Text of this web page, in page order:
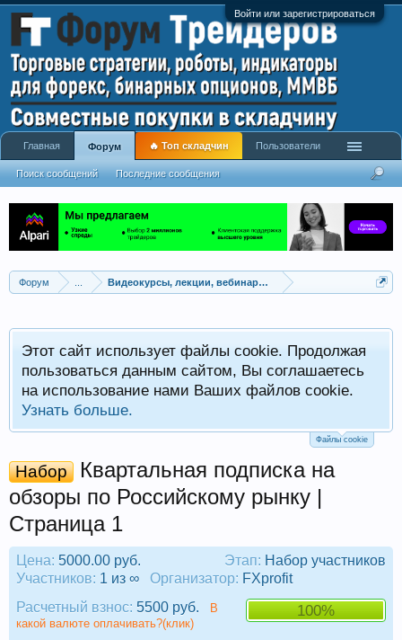
Войти или зарегистрироваться
Форум Видеокурсы, лекции, вебинары, учебный материал
Этот сайт использует файлы cookie. Продолжая
пользоваться данным сайтом, Вы соглашаетесь
на использование нами Ваших файлов cookie.
Узнать больше.
Файлы cookie
Набор
Квартальная подписка на
обзоры по Российскому рынку |
Страница 1
Этап: Набор участников
Цена: 5000.00 руб.
Участников: 1 из ∞ Организатор: FXprofit
100%
Расчетный взнос: 5500 руб.
В
какой валюте оплачивать?(клик)
Главная Форум
Поиск сообщений Последние сообщения
🔥 Топ складчин Пользователи